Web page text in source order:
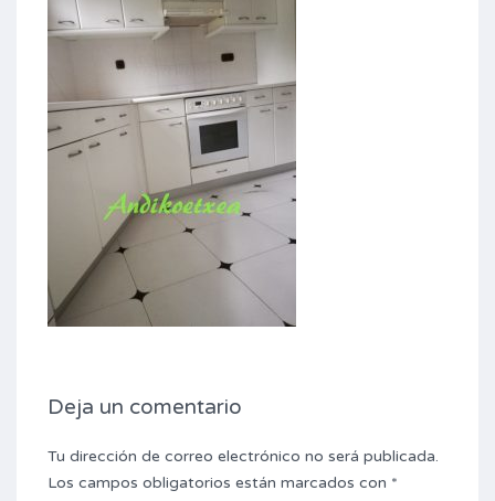
Deja un comentario
Tu dirección de correo electrónico no será publicada.
Los campos obligatorios están marcados con *